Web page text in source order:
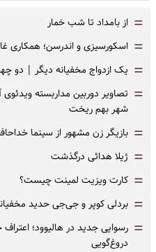
= از بامداد تا شب خمار
= اسکورسیزی و اندرسن؛ همکاری
= یک ازدواج مخفیانه دیگر | دو
= تصاویر دوربین مداربسته ویدئوی
شهر بهم ریخت
= بازیگر زن مشهور از سینما
= ژیلا هدائی درگذشت
= کارت ویزیت لمینت چیست؟
= بردلی کوپر و جی‌جی حدید
= رسوایی جدید در هالیوود؛
دروغ‌گویی